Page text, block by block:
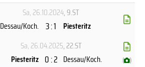
Sa, 26.10.2024, 9.ST
Dessau/Koch. 3 : 1
Piesteritz
Sa, 26.04.2025, 22.ST
Piesteritz 0 : 2 Dessau/Koch. ( )